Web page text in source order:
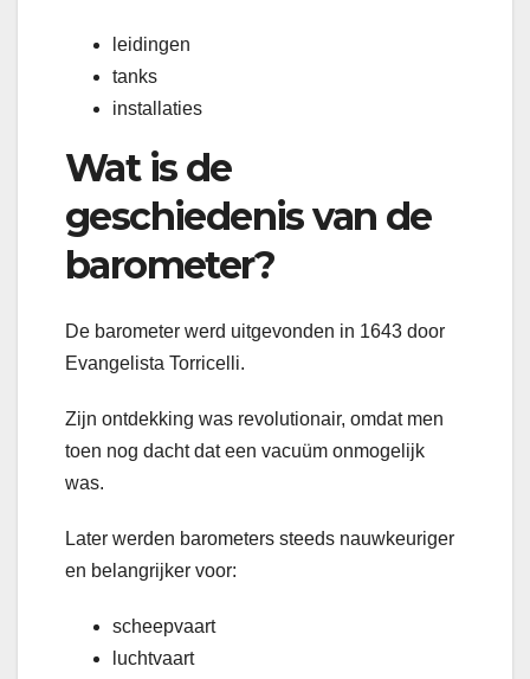
leidingen
tanks
installaties
Wat is de
geschiedenis van de
barometer?
De barometer werd uitgevonden in 1643 door
Evangelista Torricelli.
Zijn ontdekking was revolutionair, omdat men
toen nog dacht dat een vacuüm onmogelijk
was.
Later werden barometers steeds nauwkeuriger
en belangrijker voor:
scheepvaart
luchtvaart